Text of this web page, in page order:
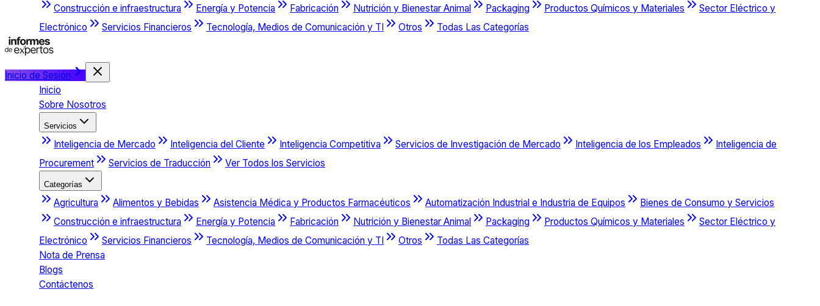
Construcción e infraestructura
Energía y Potencia Fabricación Nutrición y Bienestar Animal Packaging Productos Químicos y Materiales
Sector Eléctrico y
Electrónico
Servicios Financieros Tecnología, Medios de Comunicación y TI Otros Todas Las Categorías
Inicio de Sesión
Inicio
Sobre Nosotros
Servicios
Inteligencia de Mercado Inteligencia del Cliente Inteligencia Competitiva Servicios de Investigación de Mercado Inteligencia de los Empleados
Inteligencia de
Procurement
Servicios de Traducción Ver Todos los Servicios
Categorías
Agricultura Alimentos y Bebidas Asistencia Médica y Productos Farmacéuticos Automatización Industrial e Industria de Equipos
Bienes de Consumo y Servicios
Construcción e infraestructura
Energía y Potencia Fabricación Nutrición y Bienestar Animal Packaging Productos Químicos y Materiales
Sector Eléctrico y
Electrónico
Servicios Financieros Tecnología, Medios de Comunicación y TI Otros
Todas Las Categorías
Nota de Prensa
Blogs
Contáctenos